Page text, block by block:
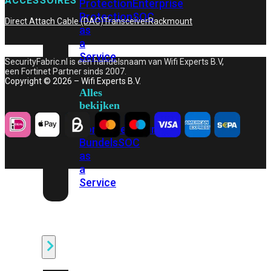
ProtectionEnterprise
ProtectionSOC
as
a
Service
Alles
bekijken
FortiCare Security
BundelsSOC
as
a
Service
Direct Attach Cable (DAC)TransceiverRackmount
SecurityFabric.nl is een handelsnaam van Wifi Experts B.V,
een Fortinet Partner sinds 2007.
Copyright © 2026 – Wifi Experts B.V.